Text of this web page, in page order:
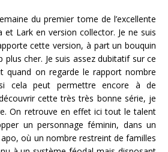
du premier tome de l’excellente
et Lark en version collector. Je ne suis
cette version, à part un bouquin
plus cher. Je suis assez dubitatif sur ce
quand on regarde le rapport nombre
cela peut permettre encore à de
cette très très bonne série, je
On retrouve en effet ici tout le talent
un personnage féminin, dans un
où un nombre restreint de familles